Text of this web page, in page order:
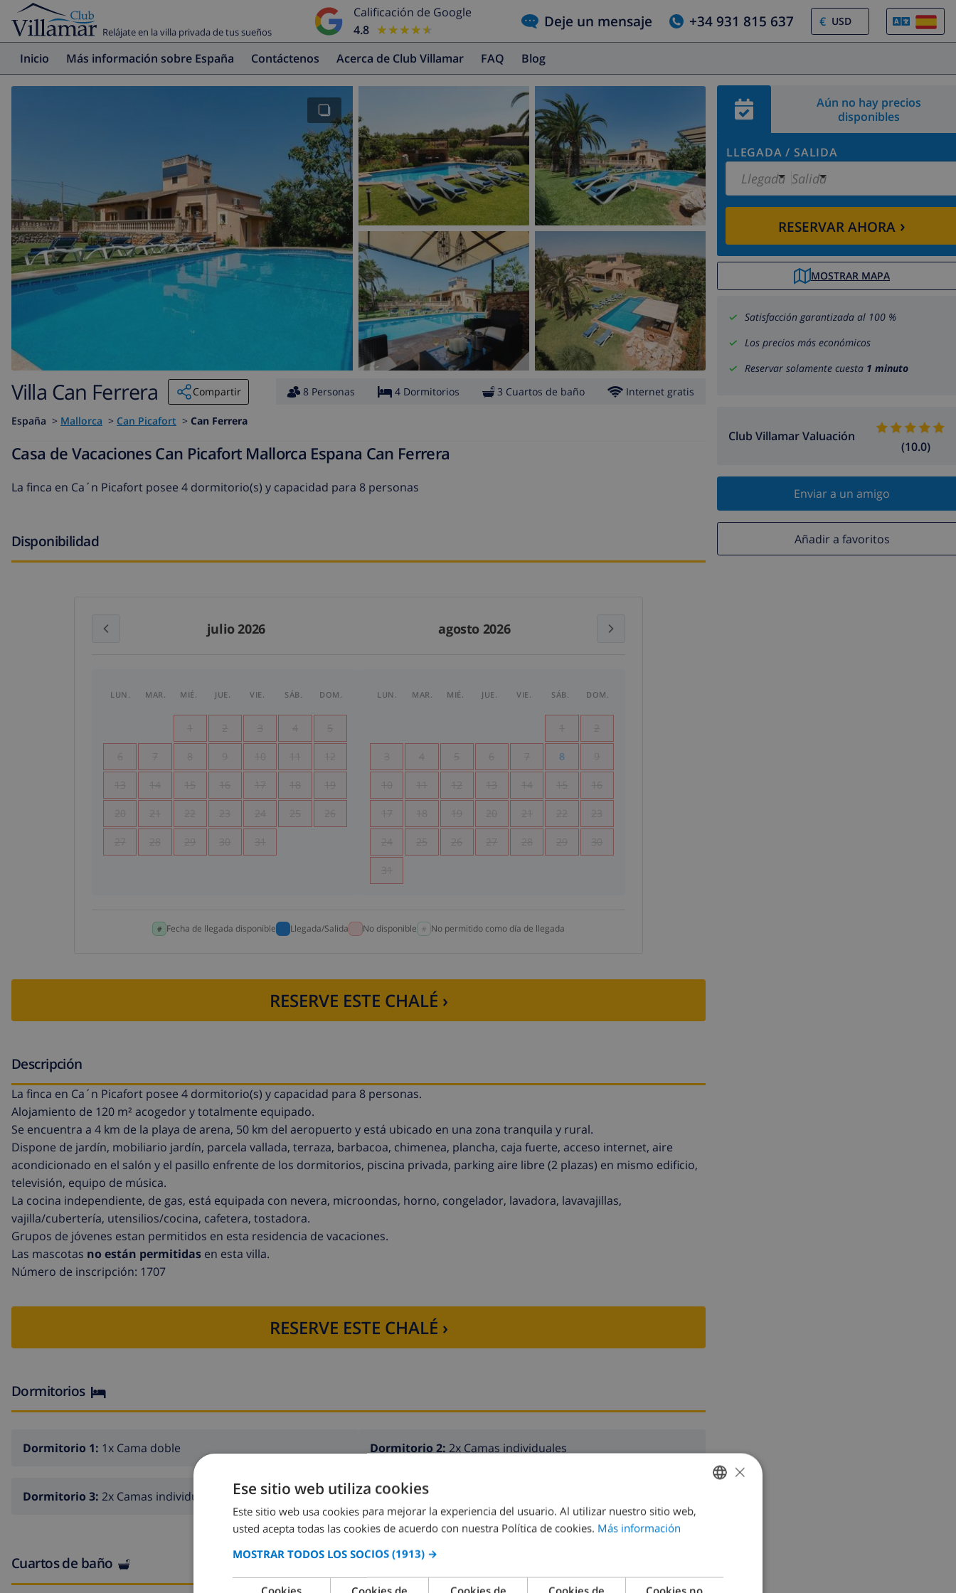
Relájate en la villa privada de tus sueños
Calificación de Google
4.8
★★★★★
★★★★★ Deje un mensaje +34 931 815 637 €
Inicio Más información sobre España Contáctenos Acerca de Club Villamar FAQ Blog
Aún no hay precios
disponibles
LLEGADA / SALIDA
Llegada Salida
RESERVAR AHORA ›
MOSTRAR MAPA
Satisfacción garantizada al 100 %
Los precios más económicos
Reservar solamente cuesta 1 minuto
Club Villamar Valuación
(10.0)
Enviar a un amigo
Añadir a favoritos
Villa Can Ferrera Compartir 8 Personas 4 Dormitorios 3 Cuartos de baño Internet gratis
España > Mallorca > Can Picafort > Can Ferrera
Casa de Vacaciones Can Picafort Mallorca Espana Can Ferrera
La finca en Ca´n Picafort posee 4 dormitorio(s) y capacidad para 8 personas
Disponibilidad
julio 2026 agosto 2026
LUN. MAR. MIÉ. JUE. VIE. SÁB. DOM.
1 2 3 4 5
6 7 8 9 10 11 12
13 14 15 16 17 18 19
20 21 22 23 24 25 26
27 28 29 30 31
LUN. MAR. MIÉ. JUE. VIE. SÁB. DOM.
1 2
3 4 5 6 7 8 9
10 11 12 13 14 15 16
17 18 19 20 21 22 23
24 25 26 27 28 29 30
31
Fecha de llegada disponible Llegada/Salida No disponible No permitido como día de llegada
RESERVE ESTE CHALÉ ›
Descripción
La finca en Ca´n Picafort posee 4 dormitorio(s) y capacidad para 8 personas.
Alojamiento de 120 m² acogedor y totalmente equipado.
Se encuentra a 4 km de la playa de arena, 50 km del aeropuerto y está ubicado en una zona tranquila y rural.
Dispone de jardín, mobiliario jardín, parcela vallada, terraza, barbacoa, chimenea, plancha, caja fuerte, acceso internet, aire
acondicionado en el salón y el pasillo enfrente de los dormitorios, piscina privada, parking aire libre (2 plazas) en mismo edificio,
televisión, equipo de música.
La cocina independiente, de gas, está equipada con nevera, microondas, horno, congelador, lavadora, lavavajillas,
vajilla/cubertería, utensilios/cocina, cafetera, tostadora.
Grupos de jóvenes estan permitidos en esta residencia de vacaciones.
Las mascotas no están permitidas en esta villa.
Número de inscripción: 1707
RESERVE ESTE CHALÉ ›
Dormitorios
Dormitorio 1: 1x Cama doble Dormitorio 2: 2x Camas individuales
Dormitorio 3: 2x Camas individuales Dormitorio 4:
Cuartos de baño
SPANISH
DUTCH
SPANISH
×
Ese sitio web utiliza cookies
Este sitio web usa cookies para mejorar la experiencia del usuario. Al utilizar nuestro sitio web,
usted acepta todas las cookies de acuerdo con nuestra Política de cookies. Más información
MOSTRAR TODOS LOS SOCIOS (1913) →